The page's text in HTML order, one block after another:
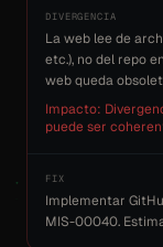
DIVERGENCIA
La web lee de
etc.), no del repo
web queda
Impacto:
puede ser
FIX
Implementar
MIS-00040.